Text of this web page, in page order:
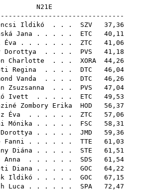
N21E
Ildikó . . . SZV 37,36
Jana . . . . . ETC 40,11
Éva . . . . . . . ZTC 41,06
Dorottya . . . . PVS 41,18
Charlotte . . . XORA 44,26
Regina . . . . DTC 46,04
Vanda . . . . DTC 46,26
Zsuzsanna . . . PVS 47,04
Ivett . . . . . ETC 49,53
Zombory Erika HOD 56,37
Éva . . . . . . ZTC 57,06
Mónika . . . . . FSC 58,31
. . . . . JMD 59,36
Fanni . . . . . . TTE 61,03
Diána . . . . . STE 61,51
Anna . . . . . . SDS 61,54
Diana . . . . . GOC 64,22
Ildikó . . . . . GOC 67,15
Luca . . . . . . SPA 72,47